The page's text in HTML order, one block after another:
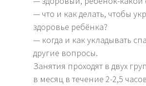
— что и как делать, чтобы
здоровье ребёнка?
— когда и как укладывать
другие вопросы.
Занятия проходят в двух
в месяц в течение 2-2,5